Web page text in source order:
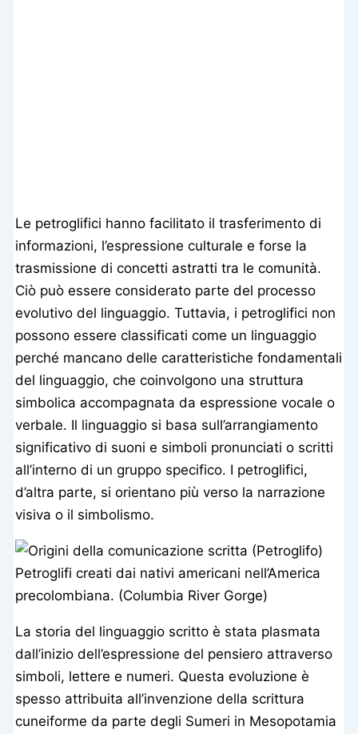
Le petroglifici hanno facilitato il trasferimento di
informazioni, l’espressione culturale e forse la
trasmissione di concetti astratti tra le comunità.
Ciò può essere considerato parte del processo
evolutivo del linguaggio. Tuttavia, i petroglifici non
possono essere classificati come un linguaggio
perché mancano delle caratteristiche fondamentali
del linguaggio, che coinvolgono una struttura
simbolica accompagnata da espressione vocale o
verbale. Il linguaggio si basa sull’arrangiamento
significativo di suoni e simboli pronunciati o scritti
all’interno di un gruppo specifico. I petroglifici,
d’altra parte, si orientano più verso la narrazione
visiva o il simbolismo.
Petroglifi creati dai nativi americani nell’America
precolombiana. (Columbia River Gorge)
La storia del linguaggio scritto è stata plasmata
dall’inizio dell’espressione del pensiero attraverso
simboli, lettere e numeri. Questa evoluzione è
spesso attribuita all’invenzione della scrittura
cuneiforme da parte degli Sumeri in Mesopotamia